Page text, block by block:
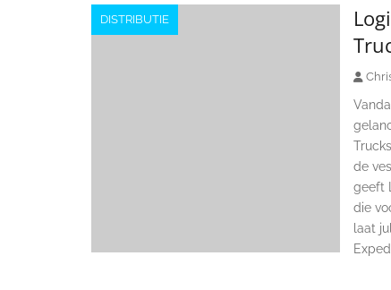
DISTRIBUTIE
de
geeft
die
laat